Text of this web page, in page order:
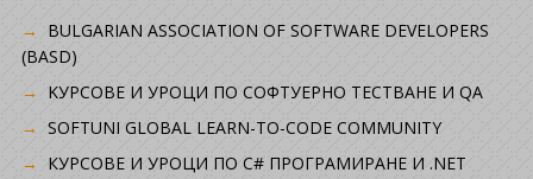
BULGARIAN ASSOCIATION OF SOFTWARE DEVELOPERS
(BASD)
KУРСОВЕ И УРОЦИ ПО СОФТУЕРНО ТЕСТВАНЕ И QA
SOFTUNI GLOBAL LEARN-TO-CODE COMMUNITY
КУРСОВЕ И УРОЦИ ПО C# ПРОГРАМИРАНЕ И .NET